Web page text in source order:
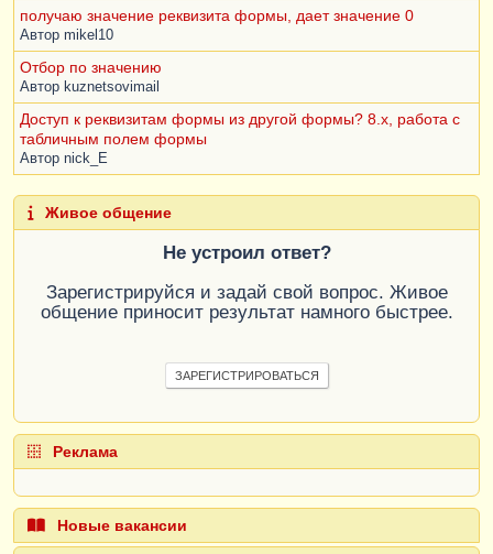
получаю значение реквизита формы, дает значение 0
Автор mikel10
Отбор по значению
Автор kuznetsovimail
Доступ к реквизитам формы из другой формы? 8.x, работа с
табличным полем формы
Автор nick_E
Живое общение
Не устроил ответ?
Зарегистрируйся и задай свой вопрос. Живое
общение приносит результат намного быстрее.
ЗАРЕГИСТРИРОВАТЬСЯ
Реклама
Новые вакансии